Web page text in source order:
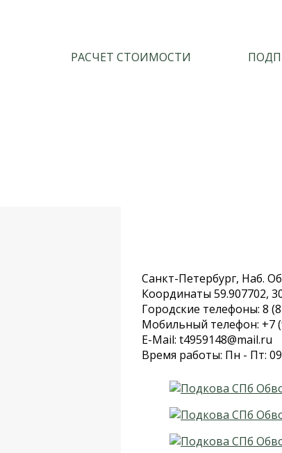
РАСЧЕТ СТОИМОСТИ
Санкт-Петербург, Наб.
Координаты 59.907702,
Городские телефоны: 8
Мобильный телефон: +7
E-Mail: t4959148@mail.ru
Время работы: Пн - Пт: